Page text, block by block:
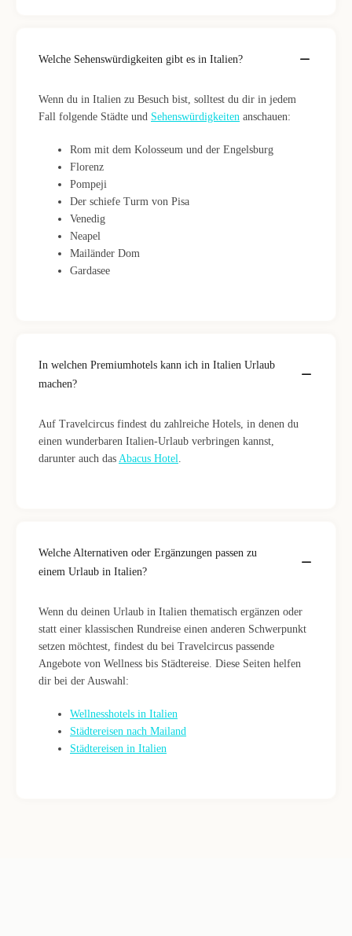
Welche Sehenswürdigkeiten gibt es in Italien?
Wenn du in Italien zu Besuch bist, solltest du dir in jedem
Fall folgende Städte und Sehenswürdigkeiten anschauen:
Rom mit dem Kolosseum und der Engelsburg
Florenz
Pompeji
Der schiefe Turm von Pisa
Venedig
Neapel
Mailänder Dom
Gardasee
In welchen Premiumhotels kann ich in Italien Urlaub
machen?
Auf Travelcircus findest du zahlreiche Hotels, in denen du
einen wunderbaren Italien-Urlaub verbringen kannst,
darunter auch das Abacus Hotel.
Welche Alternativen oder Ergänzungen passen zu
einem Urlaub in Italien?
Wenn du deinen Urlaub in Italien thematisch ergänzen oder
statt einer klassischen Rundreise einen anderen Schwerpunkt
setzen möchtest, findest du bei Travelcircus passende
Angebote von Wellness bis Städtereise. Diese Seiten helfen
dir bei der Auswahl:
Wellnesshotels in Italien
Städtereisen nach Mailand
Städtereisen in Italien